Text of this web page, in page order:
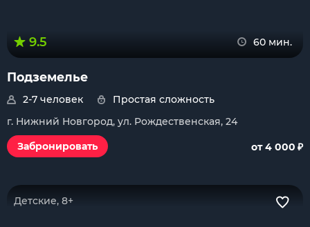
9.5 60 мин.
Подземелье
2-7 человек
Простая сложность
г. Нижний Новгород, ул. Рождественская, 24
Забронировать
от 4 000 ₽
Детские, 8+